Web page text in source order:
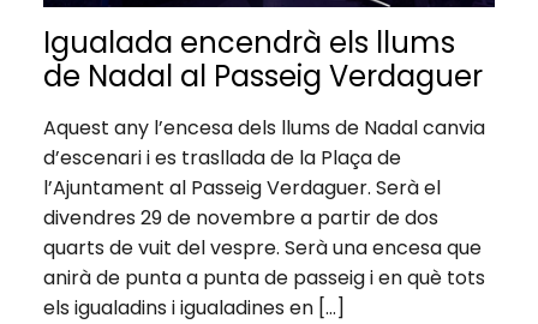
Igualada encendrà els llums
de Nadal al Passeig Verdaguer
Aquest any l’encesa dels llums de Nadal canvia
d’escenari i es trasllada de la Plaça de
l’Ajuntament al Passeig Verdaguer. Serà el
divendres 29 de novembre a partir de dos
quarts de vuit del vespre. Serà una encesa que
anirà de punta a punta de passeig i en què tots
els igualadins i igualadines en […]